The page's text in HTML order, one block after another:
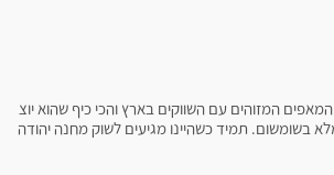
המזוהים עם השווקים בארץ והכי כיף שהוא יוצ
בשומשום. תמיד כשהיינו מגיעים לשוק מחנה יהודה